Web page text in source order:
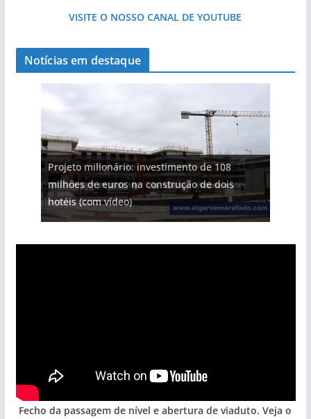
VISITE O NOSSO CANAL DE YOUTUBE
Notícias em destaque
Projeto milionário: investimento de 108
milhões de euros na construção de dois
hotéis (com vídeo)
Foto do dia: uma cidade algarvia que cresceu
entre redes e fábricas
Tapas do mar a 3 euros cada. Nova rota
gastronómica nasce no Algarve
Tempestades roubam areia de praias e põem
arribas em risco no Algarve (com vídeo)
Milagre da água. Fontes emblemáticas do
Algarve voltam a ter vida (com vídeo)
Fecho da passagem de nível e abertura de viaduto. Veja o